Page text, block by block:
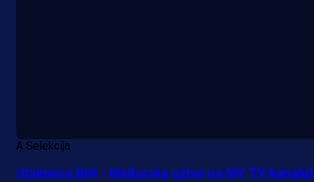
A Selekcija
Utakmica BiH - Mađarska uživo na MY TV kanalu!